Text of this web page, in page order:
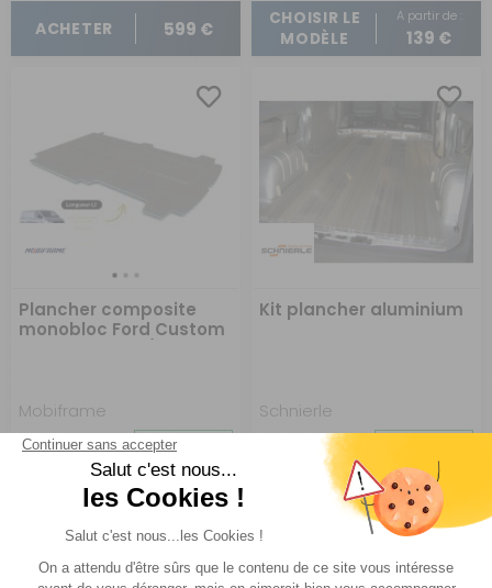
ACHETER 599 €
CHOISIR LE
MODÈLE
A partir de :
139 €
Plancher composite
monobloc Ford Custom
Mobiframe
Réf : P974562 EN STOCK
MODÈLE
2 399 €
Kit plancher aluminium
Schnierle
Réf : P974665
MODÈLE
1 349 €